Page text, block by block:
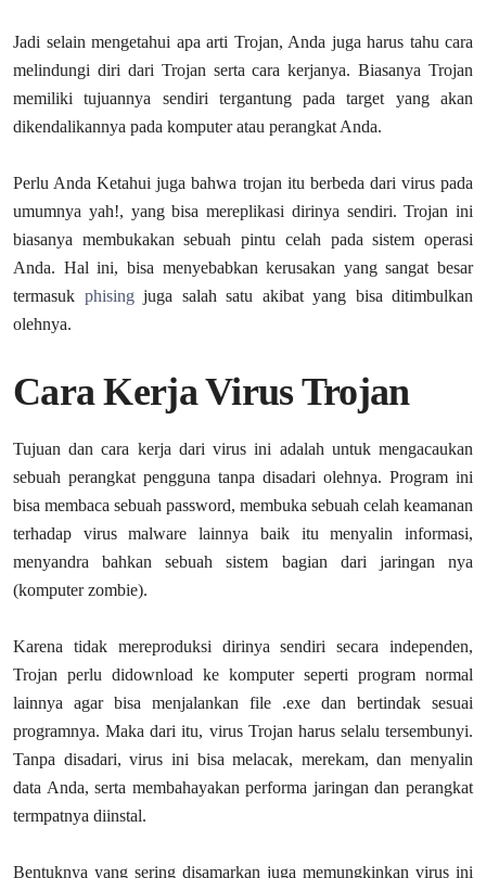
Jadi selain mengetahui apa arti Trojan, Anda juga harus tahu cara
melindungi diri dari Trojan serta cara kerjanya. Biasanya Trojan
memiliki tujuannya sendiri tergantung pada target yang akan
dikendalikannya pada komputer atau perangkat Anda.
Perlu Anda Ketahui juga bahwa trojan itu berbeda dari virus pada
umumnya yah!, yang bisa mereplikasi dirinya sendiri. Trojan ini
biasanya membukakan sebuah pintu celah pada sistem operasi
Anda. Hal ini, bisa menyebabkan kerusakan yang sangat besar
termasuk phisingjuga salah satu akibat yang bisa ditimbulkan
olehnya.
Cara Kerja Virus Trojan
Tujuan dan cara kerja dari virus ini adalah untuk mengacaukan
sebuah perangkat pengguna tanpa disadari olehnya. Program ini
bisa membaca sebuah password, membuka sebuah celah keamanan
terhadap virus malware lainnya baik itu menyalin informasi,
menyandra bahkan sebuah sistem bagian dari jaringan nya
(komputer zombie).
Karena tidak mereproduksi dirinya sendiri secara independen,
Trojan perlu didownload ke komputer seperti program normal
lainnya agar bisa menjalankan file .exe dan bertindak sesuai
programnya. Maka dari itu, virus Trojan harus selalu tersembunyi.
Tanpa disadari, virus ini bisa melacak, merekam, dan menyalin
data Anda, serta membahayakan performa jaringan dan perangkat
termpatnya diinstal.
Bentuknya yang sering disamarkan juga memungkinkan virus ini